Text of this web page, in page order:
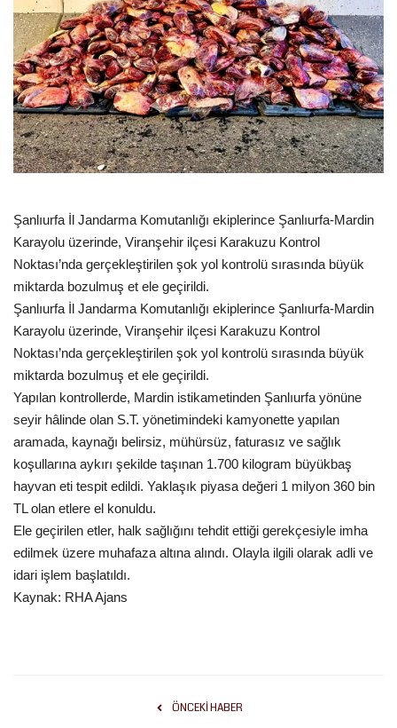
Tekno Bilim
Ekonomi
Siyaset
Yaşam
Künye
Sağlık
İletişim
Kültür Sanat
Şanlıurfa İl Jandarma Komutanlığı ekiplerince Şanlıurfa-Mardin
Karayolu üzerinde, Viranşehir ilçesi Karakuzu Kontrol
Noktası’nda gerçekleştirilen şok yol kontrolü sırasında büyük
miktarda bozulmuş et ele geçirildi.
Şanlıurfa İl Jandarma Komutanlığı ekiplerince Şanlıurfa-Mardin
Karayolu üzerinde, Viranşehir ilçesi Karakuzu Kontrol
Noktası’nda gerçekleştirilen şok yol kontrolü sırasında büyük
miktarda bozulmuş et ele geçirildi.
Yapılan kontrollerde, Mardin istikametinden Şanlıurfa yönüne
seyir hâlinde olan S.T. yönetimindeki kamyonette yapılan
aramada, kaynağı belirsiz, mühürsüz, faturasız ve sağlık
koşullarına aykırı şekilde taşınan 1.700 kilogram büyükbaş
hayvan eti tespit edildi. Yaklaşık piyasa değeri 1 milyon 360 bin
TL olan etlere el konuldu.
Ele geçirilen etler, halk sağlığını tehdit ettiği gerekçesiyle imha
edilmek üzere muhafaza altına alındı. Olayla ilgili olarak adli ve
idari işlem başlatıldı.
Kaynak: RHA Ajans
ÖNCEKI HABER